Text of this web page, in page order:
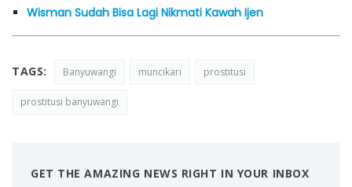
Wisman Sudah Bisa Lagi Nikmati Kawah Ijen
TAGS: Banyuwangi muncikari prostitusi
prostitusi banyuwangi
GET THE AMAZING NEWS RIGHT IN YOUR INBOX